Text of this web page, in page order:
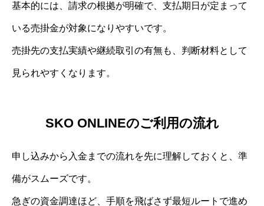
基本的には、請求の根拠が明確で、支払期日が定まって
いる売掛金が対象になりやすいです。
売掛先の支払実績や継続取引の有無も、判断材料として
見られやすくなります。
SKO ONLINEのご利用の流れ
申し込みから入金までの流れを先に理解しておくと、準
備がスムーズです。
急ぎの資金調達ほど、手順を飛ばさず最短ルートで進め